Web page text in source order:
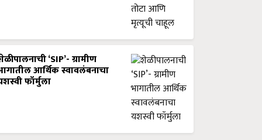
‘SIP’- ग्रामीण
आर्थिक स्वावलंबनाचा
फॉर्मुला